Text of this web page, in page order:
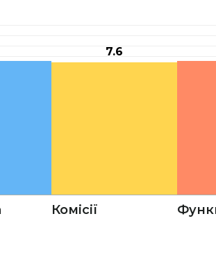
7.6
Комісії